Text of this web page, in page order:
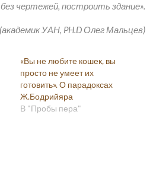
чертежей, построить здание».
(академик УАН, PH.DОлег Мальцев)
«Вы не любите кошек, вы
просто не умеет их
готовить». О парадоксах
Ж.Бодрийяра
В "Пробы пера"